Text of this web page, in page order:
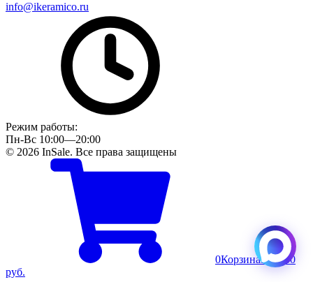
info@ikeramico.ru
Режим работы:
Пн-Вс 10:00—20:00
© 2026 InSale. Все права защищены
0КорзинаПусто0
руб.